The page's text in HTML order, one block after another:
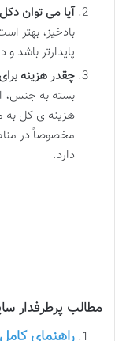
آیا می توان
بادخیز، بهتر
پایدارتر باشد
چقدر هزینه
بسته به جنس،
هزینه ی کل به
مخصوصاً در
دارد.
مطالب پرطرفدار